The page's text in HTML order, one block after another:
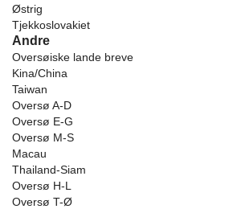
Østrig
Tjekkoslovakiet
Andre
Oversøiske lande breve
Kina/China
Taiwan
Oversø A-D
Oversø E-G
Oversø M-S
Macau
Thailand-Siam
Oversø H-L
Oversø T-Ø